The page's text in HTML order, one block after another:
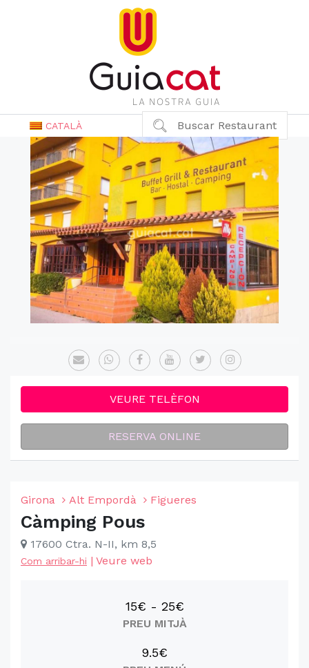
CATALÀ Buscar Restaurant
VEURE TELÈFON
RESERVA ONLINE
Girona Alt Empordà Figueres
Càmping Pous
17600 Ctra. N-II, km 8,5
Com arribar-hi | Veure web
15€ - 25€
PREU MITJÀ
9.5€